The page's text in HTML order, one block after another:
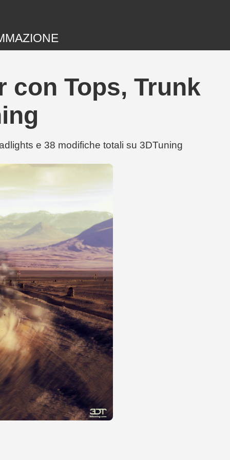
con Tops, Trunk
e 38 modifiche totali su 3DTuning